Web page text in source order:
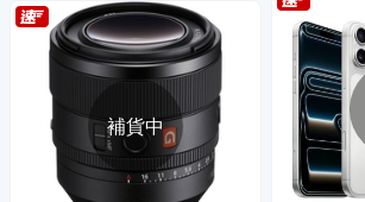
補貨中